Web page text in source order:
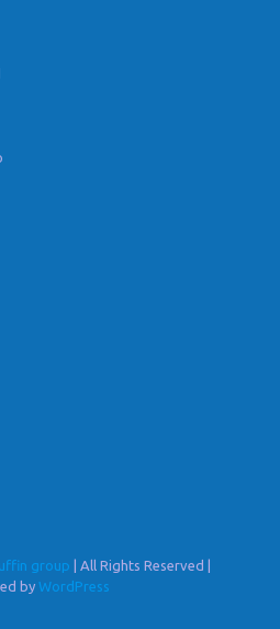
group | All Rights Reserved |
by WordPress